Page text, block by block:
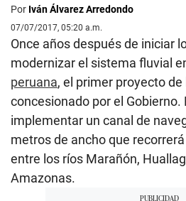
Por Iván Álvarez Arredondo
07/07/2017, 05:20 a.m.
Once años después de iniciar
modernizar el sistema fluvial
peruana, el primer proyecto
concesionado por el Gobierno.
implementar un canal de
metros de ancho que
entre los ríos Marañón,
Amazonas.